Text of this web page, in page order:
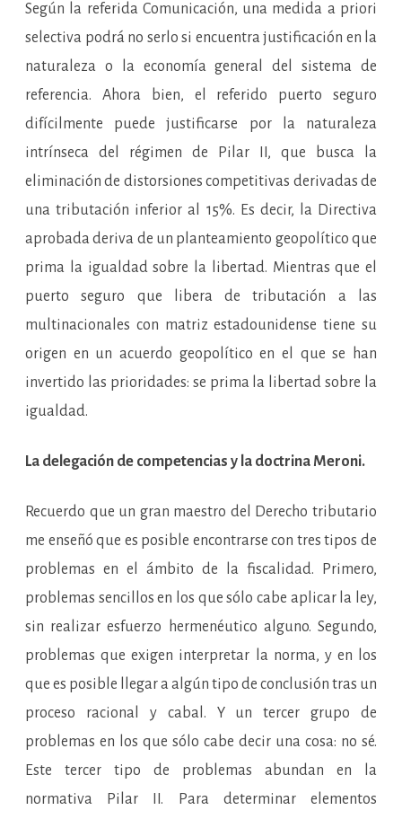
Según la referida Comunicación, una medida a priori
selectiva podrá no serlo si encuentra justificación en la
naturaleza o la economía general del sistema de
referencia. Ahora bien, el referido puerto seguro
difícilmente puede justificarse por la naturaleza
intrínseca del régimen de Pilar II, que busca la
eliminación de distorsiones competitivas derivadas de
una tributación inferior al 15%. Es decir, la Directiva
aprobada deriva de un planteamiento geopolítico que
prima la igualdad sobre la libertad. Mientras que el
puerto seguro que libera de tributación a las
multinacionales con matriz estadounidense tiene su
origen en un acuerdo geopolítico en el que se han
invertido las prioridades: se prima la libertad sobre la
igualdad.
La delegación de competencias y la doctrina Meroni.
Recuerdo que un gran maestro del Derecho tributario
me enseñó que es posible encontrarse con tres tipos de
problemas en el ámbito de la fiscalidad. Primero,
problemas sencillos en los que sólo cabe aplicar la ley,
sin realizar esfuerzo hermenéutico alguno. Segundo,
problemas que exigen interpretar la norma, y en los
que es posible llegar a algún tipo de conclusión tras un
proceso racional y cabal. Y un tercer grupo de
problemas en los que sólo cabe decir una cosa: no sé.
Este tercer tipo de problemas abundan en la
normativa Pilar II. Para determinar elementos